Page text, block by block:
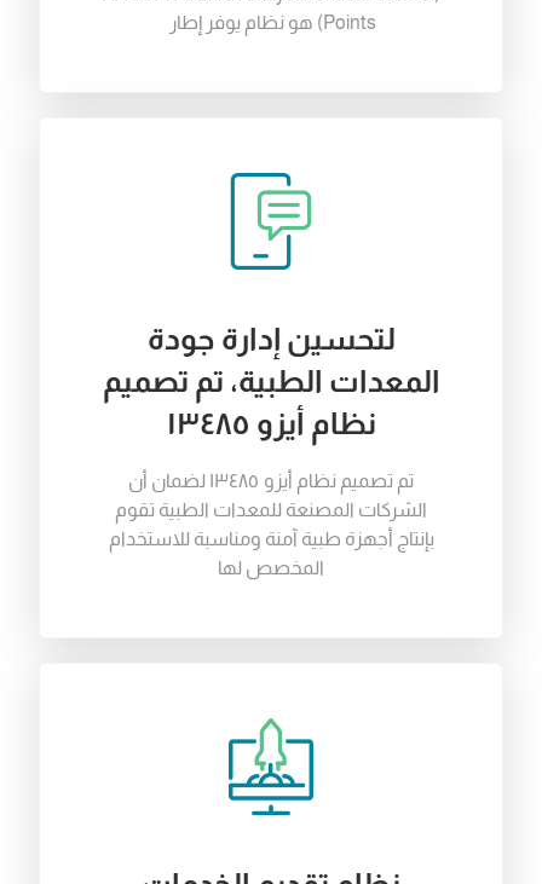
Points
) هو نظام يوفر إطار
لتحسين إدارة جودة
المعدات الطبية، تم تصميم
نظام أيزو ١٣٤٨٥
تم تصميم نظام أيزو ١٣٤٨٥ لضمان أن
الشركات المصنعة للمعدات الطبية تقوم
بإنتاج أجهزة طبية آمنة ومناسبة للاستخدام
المخصص لها